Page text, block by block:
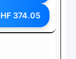
374.05